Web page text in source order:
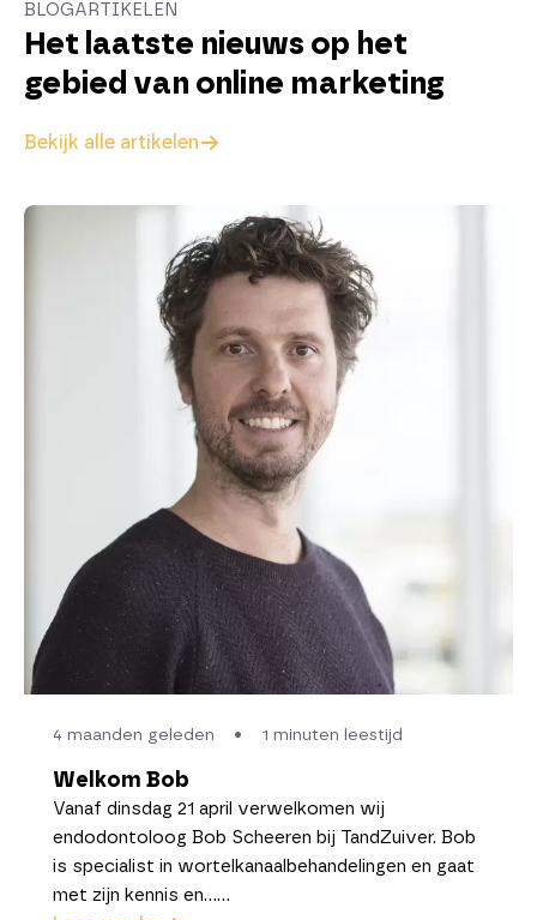
BLOGARTIKELEN
Het laatste nieuws op het
gebied van online marketing
Bekijk alle artikelen
4 maanden geleden • 1 minuten leestijd
Welkom Bob
Vanaf dinsdag 21 april verwelkomen wij
endodontoloog Bob Scheeren bij TandZuiver. Bob
is specialist in wortelkanaalbehandelingen en gaat
met zijn kennis en……